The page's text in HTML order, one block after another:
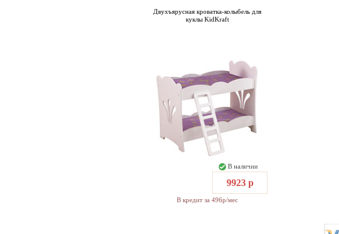
Двухъярусная кроватка-колыбель для
куклы KidKraft
В наличии
9923 р
В кредит за 496р/мес